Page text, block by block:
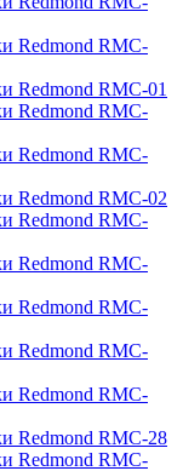
Redmond RMC-
Redmond RMC-01
Redmond RMC-
Redmond RMC-
Redmond RMC-02
Redmond RMC-
Redmond RMC-
Redmond RMC-
Redmond RMC-
Redmond RMC-
Redmond RMC-28
Redmond RMC-